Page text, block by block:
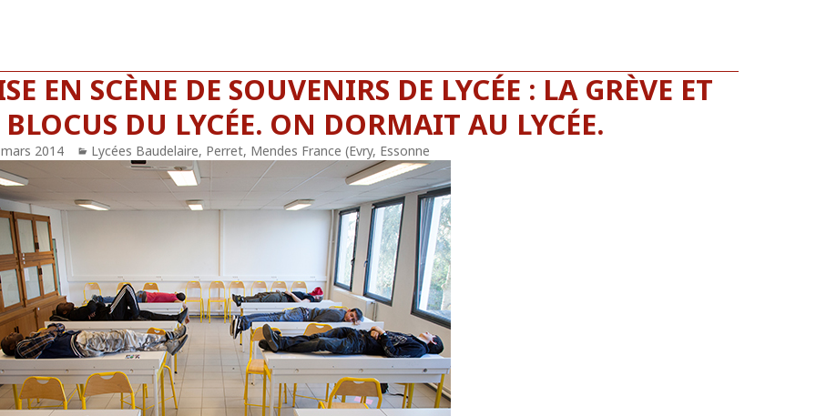
EN SCÈNE DE SOUVENIRS DE LYCÉE : LA GRÈVE ET
BLOCUS DU LYCÉE. ON DORMAIT AU LYCÉE.
2014 Catégories
Lycées Baudelaire, Perret, Mendes France (Evry, Essonne